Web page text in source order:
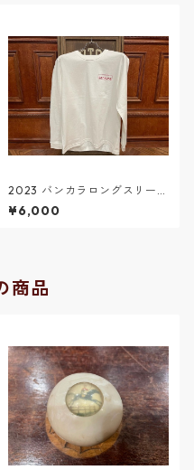
2023 バンカラロングスリーブ
Ｔシャツ＃２ 白
¥6,000
商品